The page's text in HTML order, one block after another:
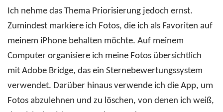
Ich nehme das Thema Priorisierung jedoch ernst.
Zumindest markiere ich Fotos, die ich als Favoriten auf
meinem iPhone behalten möchte. Auf meinem
Computer organisiere ich meine Fotos übersichtlich
mit Adobe Bridge, das ein Sternebewertungssystem
verwendet. Darüber hinaus verwende ich die App, um
Fotos abzulehnen und zu löschen, von denen ich weiß,